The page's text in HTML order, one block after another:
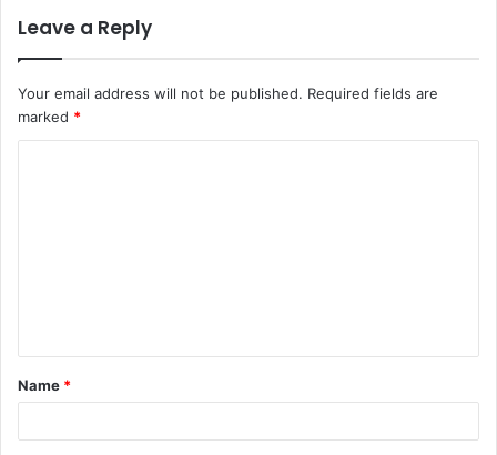
Leave a Reply
Your email address will not be published. Required fields are
marked *
t
*
Name *